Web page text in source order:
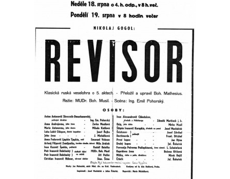
KDY, KDE A CO HRAJEME
HRY OD ROKU 1973
VIDEOZÁZNAMY Z HER
ČLENOVÉ - SOUČASNOST
HRY DO ROKU 1973